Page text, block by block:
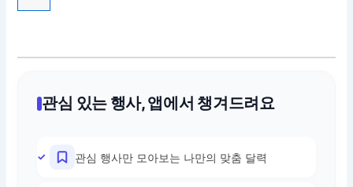
관심 있는 행사, 앱에서 챙겨드려요
관심 행사만 모아보는 나만의 맞춤 달력